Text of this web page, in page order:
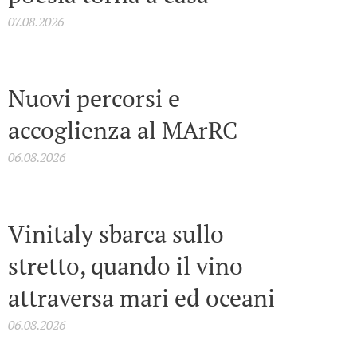
07.08.2026
Nuovi percorsi e
accoglienza al MArRC
06.08.2026
Vinitaly sbarca sullo
stretto, quando il vino
attraversa mari ed oceani
06.08.2026